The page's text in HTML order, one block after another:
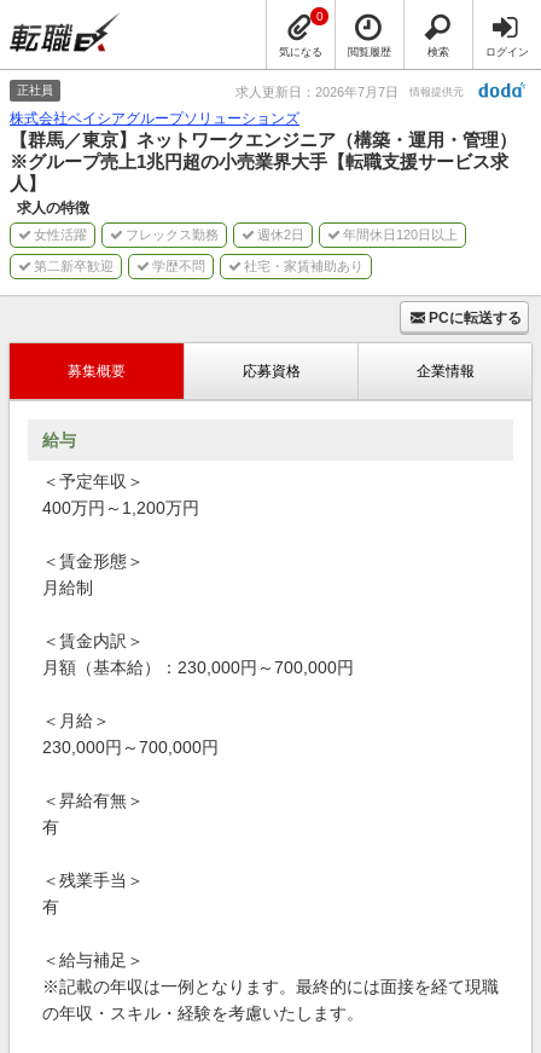
気になる
0
閲覧履歴 検索 ログイン
正社員 求人更新日：2026年7月7日 情報提供元
株式会社ベイシアグループソリューションズ
【群馬／東京】ネットワークエンジニア（構築・運用・管理）
※グループ売上1兆円超の小売業界大手【転職支援サービス求
人】
求人の特徴
女性活躍 フレックス勤務 週休2日 年間休日120日以上
第二新卒歓迎 学歴不問 社宅・家賃補助あり
PCに転送する
募集概要 応募資格 企業情報
給与
＜予定年収＞
400万円～1,200万円
＜賃金形態＞
月給制
＜賃金内訳＞
月額（基本給）：230,000円～700,000円
＜月給＞
230,000円～700,000円
＜昇給有無＞
有
＜残業手当＞
有
＜給与補足＞
※記載の年収は一例となります。最終的には面接を経て現職
の年収・スキル・経験を考慮いたします。